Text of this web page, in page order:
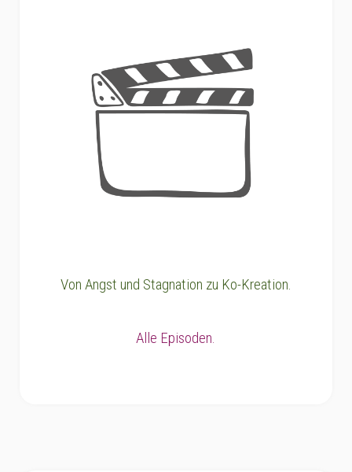
Von Angst und Stagnation zu Ko-Kreation.
Alle Episoden.